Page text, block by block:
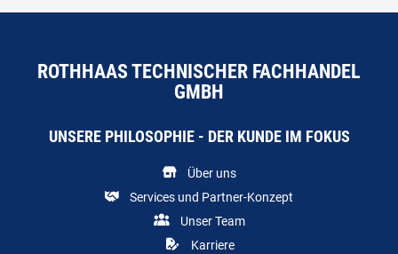
ROTHHAAS TECHNISCHER FACHHANDEL
GMBH
UNSERE PHILOSOPHIE - DER KUNDE IM FOKUS
Über uns
Services und Partner-Konzept
Unser Team
Karriere